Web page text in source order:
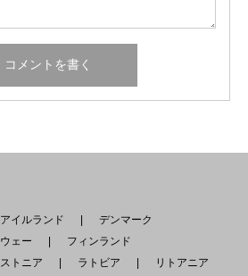
イルランド
デンマーク
ェー
フィンランド
トニア ラトビア
リトアニア